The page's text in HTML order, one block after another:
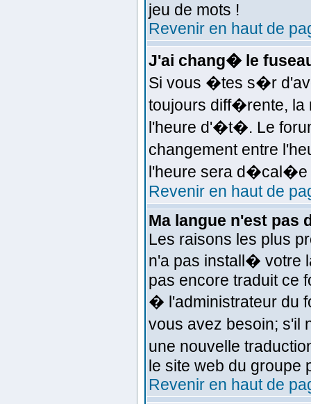
jeu de mots !
Revenir en haut de
J'ai chang� le
Si vous �tes s�r
toujours diff�rente,
l'heure d'�t�. Le
changement entre
l'heure sera d�cal�e
Revenir en haut de
Ma langue n'est pas
Les raisons les plus
n'a pas install� votre
pas encore traduit ce
� l'administrateur du
vous avez besoin; s'il
une nouvelle
le site web du groupe
Revenir en haut de